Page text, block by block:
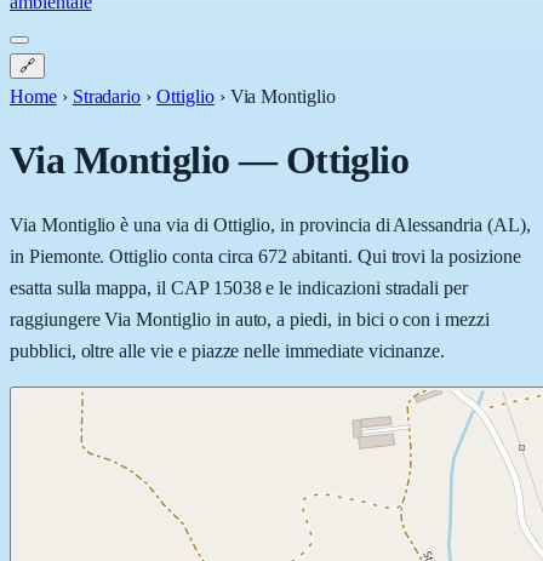
🔗
Home › Stradario › Ottiglio › Via Montiglio
Via Montiglio—Ottiglio
Via Montiglio è una via di Ottiglio, in provincia di Alessandria (AL),
in Piemonte. Ottiglio conta circa 672 abitanti. Qui trovi la posizione
esatta sulla mappa, il CAP 15038 e le indicazioni stradali per
raggiungere Via Montiglio in auto, a piedi, in bici o con i mezzi
pubblici, oltre alle vie e piazze nelle immediate vicinanze.